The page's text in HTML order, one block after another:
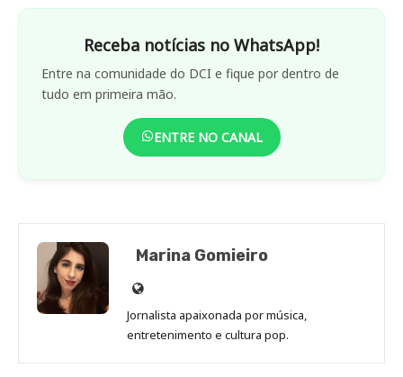
Receba notícias no WhatsApp!
Entre na comunidade do DCI e fique por dentro de
tudo em primeira mão.
ENTRE NO CANAL
Marina Gomieiro
Site
de
Marina
Jornalista apaixonada por música,
entretenimento e cultura pop.